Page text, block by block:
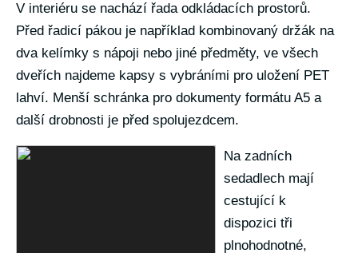
V interiéru se nachází řada odkládacích prostorů.
Před řadicí pákou je například kombinovaný držák na
dva kelímky s nápoji nebo jiné předměty, ve všech
dveřích najdeme kapsy s vybráními pro uložení PET
lahví. Menší schránka pro dokumenty formátu A5 a
další drobnosti je před spolujezdcem.
Na zadních
sedadlech mají
cestující k
dispozici tři
plnohodnotné,